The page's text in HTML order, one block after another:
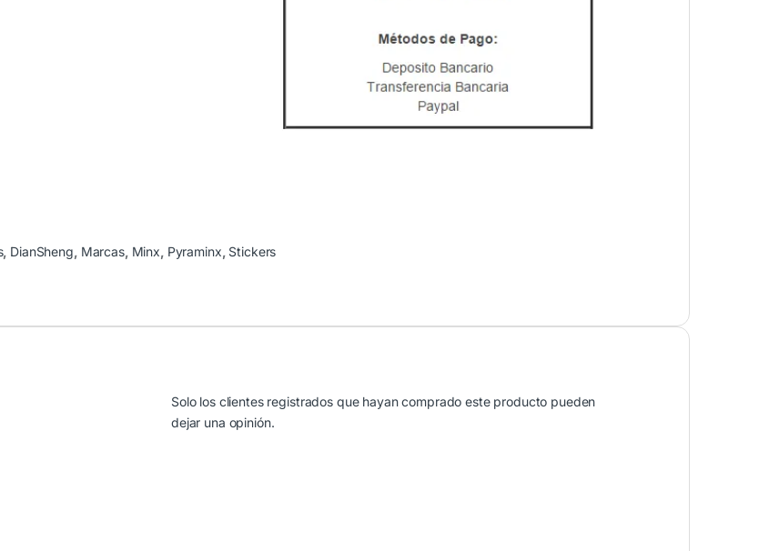
, DianSheng, Marcas, Minx, Pyraminx, Stickers
Solo los clientes registrados que hayan comprado este producto pueden
dejar una opinión.